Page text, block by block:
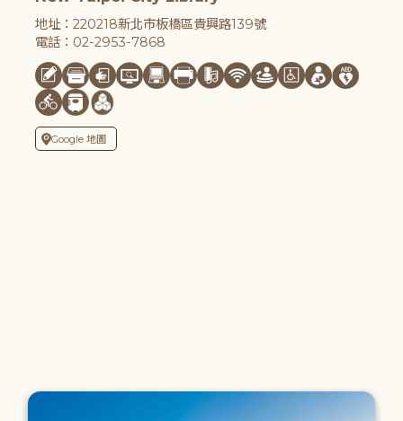
地址：220218新北市板橋區貴興路139號
電話：02-2953-7868
Google 地圖